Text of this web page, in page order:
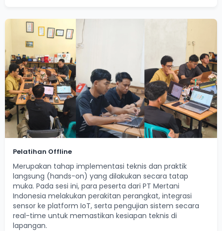
Pelatihan Offline
Merupakan tahap implementasi teknis dan praktik
langsung (hands-on) yang dilakukan secara tatap
muka. Pada sesi ini, para peserta dari PT Mertani
Indonesia melakukan perakitan perangkat, integrasi
sensor ke platform IoT, serta pengujian sistem secara
real-time untuk memastikan kesiapan teknis di
lapangan.